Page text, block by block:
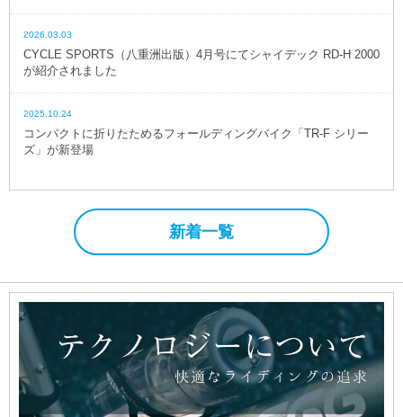
2026.03.03
CYCLE SPORTS（八重洲出版）4月号にてシャイデック RD-H 2000
が紹介されました
2025.10.24
コンパクトに折りたためるフォールディングバイク「TR-F シリー
ズ」が新登場
新着一覧